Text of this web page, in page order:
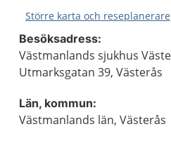
Större karta och reseplanerare
Besöksadress:
Västmanlands sjukhus
Utmarksgatan 39, Västerås
Län, kommun:
Västmanlands län, Västerås